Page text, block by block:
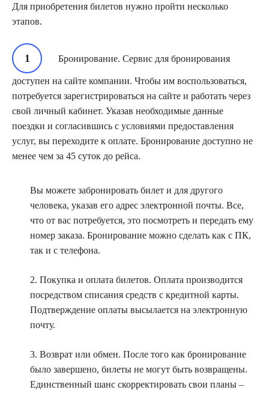
Для приобретения билетов нужно пройти несколько
этапов.
Бронирование. Сервис для бронирования
доступен на сайте компании. Чтобы им воспользоваться,
потребуется зарегистрироваться на сайте и работать через
свой личный кабинет. Указав необходимые данные
поездки и согласившись с условиями предоставления
услуг, вы переходите к оплате. Бронирование доступно не
менее чем за 45 суток до рейса.
Вы можете забронировать билет и для другого
человека, указав его адрес электронной почты. Все,
что от вас потребуется, это посмотреть и передать ему
номер заказа. Бронирование можно сделать как с ПК,
так и с телефона.
2. Покупка и оплата билетов. Оплата производится
посредством списания средств с кредитной карты.
Подтверждение оплаты высылается на электронную
почту.
3. Возврат или обмен. После того как бронирование
было завершено, билеты не могут быть возвращены.
Единственный шанс скорректировать свои планы –